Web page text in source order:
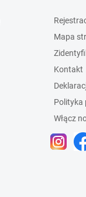
Mapa
Kontakt
Polityka
Włącz